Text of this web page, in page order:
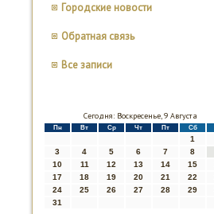
Городские новости
Обратная связь
Все записи
Сегодня: Воскресенье, 9 Августа
Пн Вт Ср Чт Пт Сб
1
3
4 5 6 7 8
10
11 12 13 14 15
17
18 19 20 21 22
24
25 26 27 28 29
31